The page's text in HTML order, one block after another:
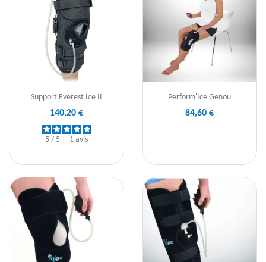
Support Everest Ice II
140,20 €
5 / 5 - 1 avis
Perform'Ice Genou
84,60 €